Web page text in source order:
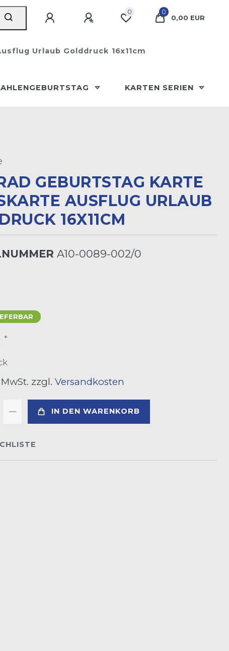
0
0
0,00 EUR
Urlaub Golddruck 16x11cm
KARTEN SERIEN
GEBURTSTAG KARTE
AUSFLUG URLAUB G
16X11CM
A10-0089-002/0
*
zzgl. Versandkosten
IN DEN WARENKORB